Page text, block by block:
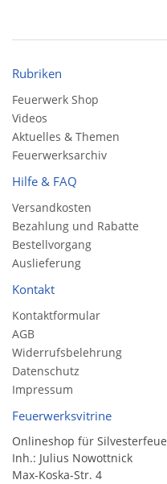
Rubriken
Feuerwerk Shop
Videos
Aktuelles & Themen
Feuerwerksarchiv
Hilfe & FAQ
Versandkosten
Bezahlung und Rabatte
Bestellvorgang
Auslieferung
Kontakt
Kontaktformular
AGB
Widerrufsbelehrung
Datenschutz
Impressum
Feuerwerksvitrine
Onlineshop für
Inh.: Julius Nowottnick
Max-Koska-Str. 4